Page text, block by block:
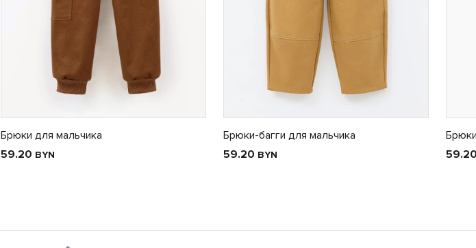
Брюки для мальчика
59.20 BYN
Брюки-багги для мальчика
59.20 BYN